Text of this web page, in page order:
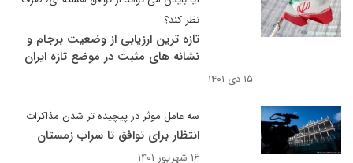
نظر کند؟
تازه ترین ارزیابی از وضعیت برجام و
نشانه های مثبت در موضع تازه ایران
۱۵ دی ۱۴۰۱
سه عامل موثر در پیچیده تر شدن مذاکرات
انتظار برای توافق تا سراب زمستان
۱۶ شهریور ۱۴۰۱